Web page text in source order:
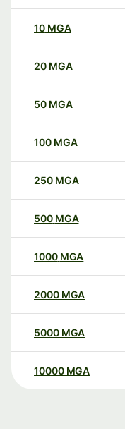
10 MGA
20 MGA
50 MGA
100 MGA
250 MGA
500 MGA
1000 MGA
2000 MGA
5000 MGA
10000 MGA